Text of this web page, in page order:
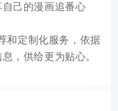
己的漫画追番心
和定制化服务，依据
，供给更为贴心。